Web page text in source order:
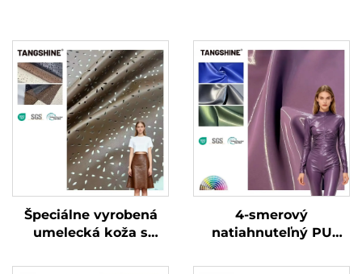
Špeciálne vyrobená
umelecká koža s
štruktúrou pre
4-smerový
natiahnuteľný PU
lesklým